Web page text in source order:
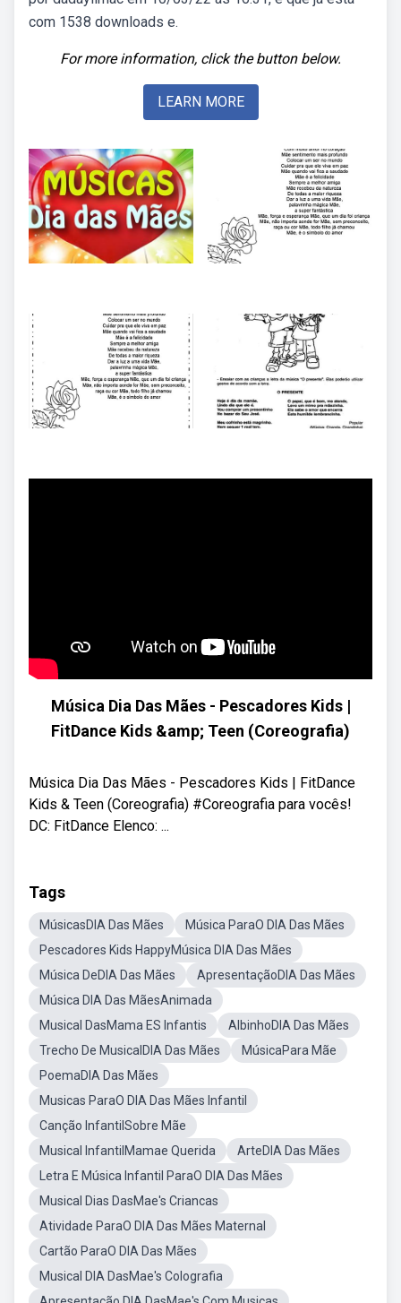
com 1538 downloads e.
For more information, click the button below.
LEARN MORE
Música Dia Das Mães - Pescadores Kids |
FitDance Kids &amp; Teen (Coreografia)
Música Dia Das Mães - Pescadores Kids | FitDance
Kids & Teen (Coreografia) #Coreografia para vocês!
DC: FitDance Elenco: ...
Tags
MúsicasDIA Das Mães
Música ParaO DIA Das Mães
Pescadores Kids HappyMúsica DIA Das Mães
Música DeDIA Das Mães
ApresentaçãoDIA Das Mães
Música DIA Das MãesAnimada
Musical DasMama ES Infantis
AlbinhoDIA Das Mães
Trecho De MusicalDIA Das Mães
MúsicaPara Mãe
PoemaDIA Das Mães
Musicas ParaO DIA Das Mães Infantil
Canção InfantilSobre Mãe
Musical InfantilMamae Querida
ArteDIA Das Mães
Letra E Música Infantil ParaO DIA Das Mães
Musical Dias DasMae's Criancas
Atividade ParaO DIA Das Mães Maternal
Cartão ParaO DIA Das Mães
Musical DIA DasMae's Colografia